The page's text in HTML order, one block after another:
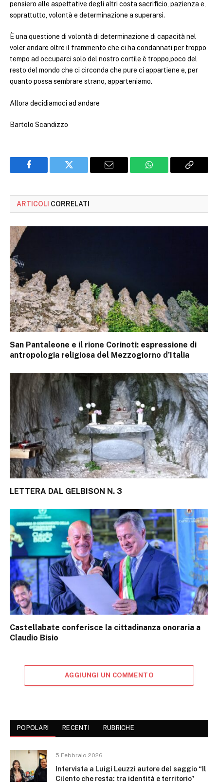
pensiero alle aspettative degli altri costa sacrificio, pazienza e,
soprattutto, volontà e determinazione a superarsi.
È una questione di volontà di determinazione di capacità nel
voler andare oltre il frammento che ci ha condannati per troppo
tempo ad occuparci solo del nostro cortile è troppo,poco del
resto del mondo che ci circonda che pure ci appartiene e, per
quanto possa sembrare strano, apparteniamo.
Allora decidiamoci ad andare
Bartolo Scandizzo
Facebook Twitter Email WhatsApp Copy
ARTICOLI CORRELATI
San Pantaleone e il rione Corinoti: espressione di
antropologia religiosa del Mezzogiorno d’Italia
LETTERA DAL GELBISON N. 3
Castellabate conferisce la cittadinanza onoraria a
Claudio Bisio
AGGIUNGI UN COMMENTO
POPOLARI RECENTI RUBRICHE
5 Febbraio 2026
Intervista a Luigi Leuzzi autore del saggio “Il
Cilento che resta: tra identità e territorio”